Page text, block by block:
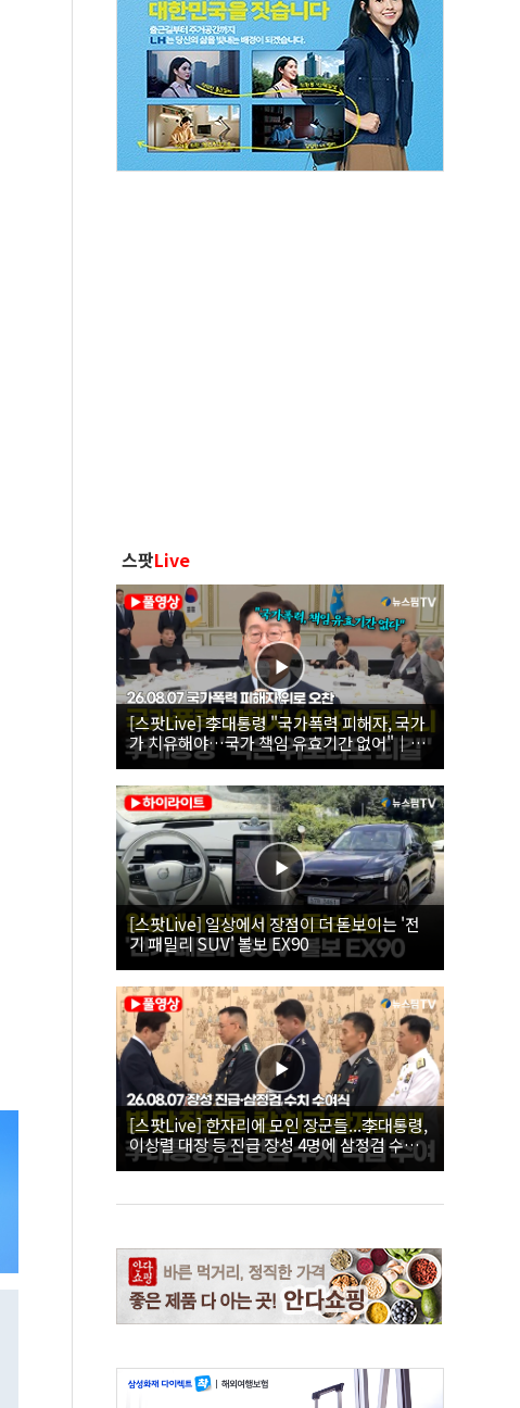
스팟Live
[스팟Live] 李대통령 "국가폭력 피해자, 국가
가 치유해야…국가 책임 유효기간 없어"｜
26.08.07 국가폭력 피해자 위로 오찬
[스팟Live] 일상에서 장점이 더 돋보이는 '전
기 패밀리 SUV' 볼보 EX90
[스팟Live] 한자리에 모인 장군들...李대통령,
이상렬 대장 등 진급 장성 4명에 삼정검 수치
직접 수여｜26.08.07 장성 진급·삼정검 수치